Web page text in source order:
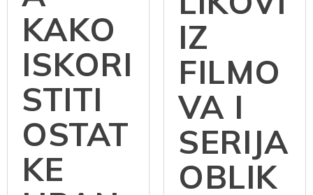
M
NAČIN
A
KAKO
ISKORI
KAKO
LIKOVI
IZ
FILMO